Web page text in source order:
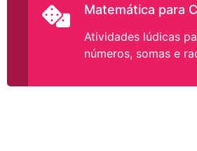
Matemática para
Atividades lúdicas
números, somas e